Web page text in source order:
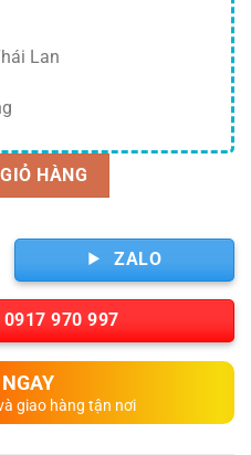
Lan
HÀNG
ZALO
0917 970 997
giao hàng tận nơi